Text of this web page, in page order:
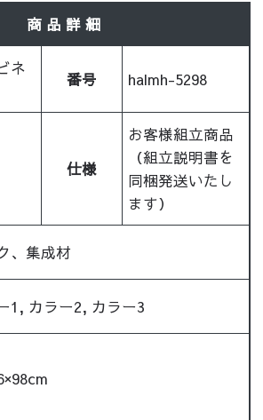
商 品 詳 細
ネ
番号 halmh-5298
仕様
お客様組立商品
（組立説明書を
同梱発送いたし
ます）
、集成材
1, カラー2, カラー3